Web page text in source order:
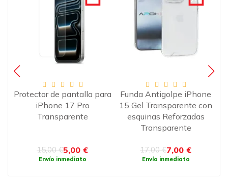
Protector de pantalla para
iPhone 17 Pro
Transparente
15,00 €5,00 €
Envío inmediato
Funda Antigolpe iPhone
15 Gel Transparente con
esquinas Reforzadas
Transparente
17,00 €7,00 €
Envío inmediato